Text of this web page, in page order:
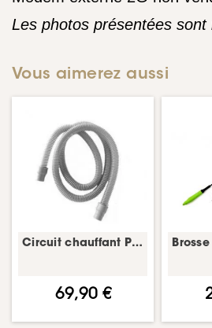
Les photos présentées
Vous aimerez aussi
Circuit chauffant Prisma – tuyau CPAP – Löwenstein
69,90 €